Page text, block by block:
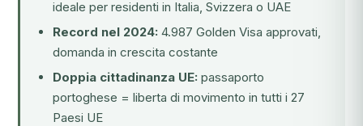
ideale per residenti in Italia, Svizzera o UAE
Record nel 2024: 4.987 Golden Visa approvati,
domanda in crescita costante
Doppia cittadinanza UE: passaporto
portoghese = liberta di movimento in tutti i 27
Paesi UE